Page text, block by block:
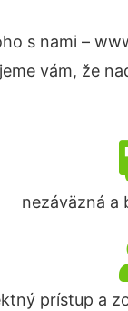
s nami –
vám, že
nezáväzná a
prístup a